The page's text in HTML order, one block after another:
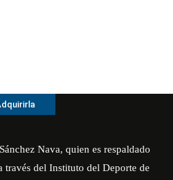
Nava, quien es respaldado
través del Instituto del Deporte de